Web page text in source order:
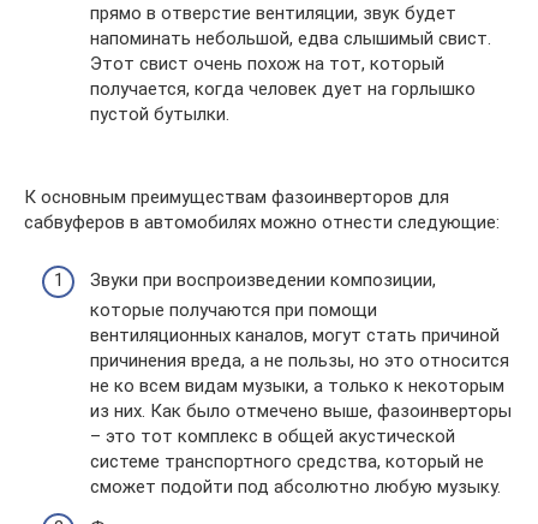
прямо в отверстие вентиляции, звук будет
напоминать небольшой, едва слышимый свист.
Этот свист очень похож на тот, который
получается, когда человек дует на горлышко
пустой бутылки.
К основным преимуществам фазоинверторов для
сабвуферов в автомобилях можно отнести следующие:
Звуки при воспроизведении композиции,
которые получаются при помощи
вентиляционных каналов, могут стать причиной
причинения вреда, а не пользы, но это относится
не ко всем видам музыки, а только к некоторым
из них. Как было отмечено выше, фазоинверторы
– это тот комплекс в общей акустической
системе транспортного средства, который не
сможет подойти под абсолютно любую музыку.